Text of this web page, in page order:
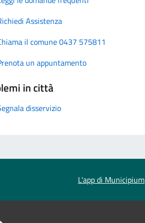
Assistenza
il comune 0437 575811
un appuntamento
in città
disservizio
L'app di Municipium